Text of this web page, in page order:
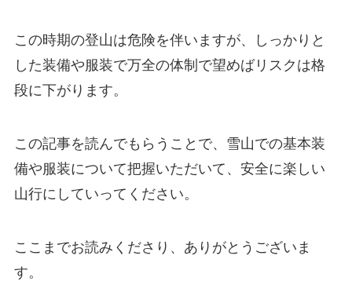
この時期の登山は危険を伴いますが、しっかりと
した装備や服装で万全の体制で望めばリスクは格
段に下がります。
この記事を読んでもらうことで、雪山での基本装
備や服装について把握いただいて、安全に楽しい
山行にしていってください。
ここまでお読みくださり、ありがとうございま
す。